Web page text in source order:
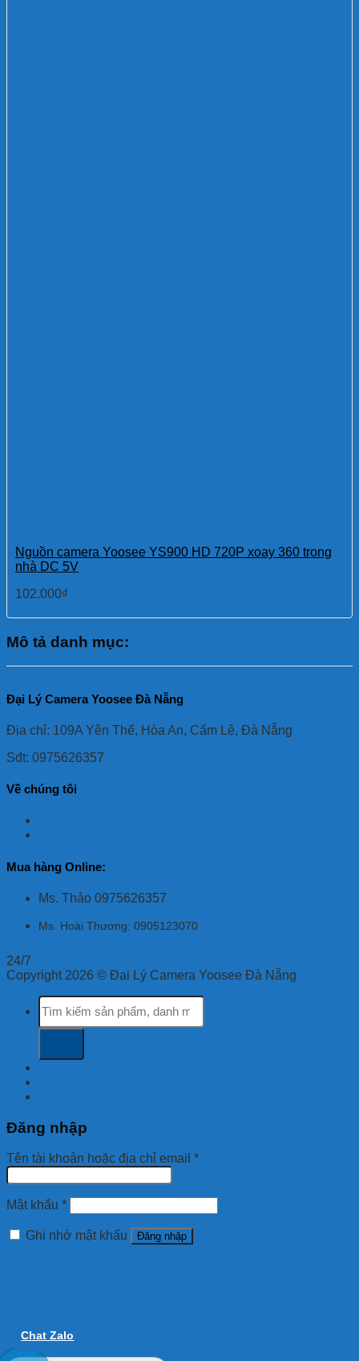
Nguồn camera Yoosee YS900 HD 720P xoay 360 trong
nhà DC 5V
102.000₫
Mô tả danh mục:
Đại Lý Camera Yoosee Đà Nẵng
Địa chỉ: 109A Yên Thế, Hòa An, Cẩm Lệ, Đà Nẵng
Sđt: 0975626357
Về chúng tôi
Mua hàng Online:
Ms. Thảo 0975626357
Ms. Hoài Thương: 0905123070
24/7
Copyright 2026 © Đại Lý Camera Yoosee Đà Nẵng
Tìm
kiếm:
Chat Zalo
Đăng nhập
Tên tài khoản hoặc địa chỉ email *
Mật khẩu *
Ghi nhớ mật khẩu Đăng nhập